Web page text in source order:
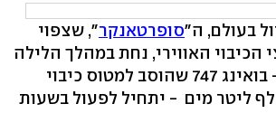
בעולם, ה"סופרטאנקר", שצפוי
הכיבוי האווירי, נחת במהלך הלילה
בישראל. המטוס - בואינג 747 שהוסב למטוס כיבוי
לשאת 80 אלף ליטר מים - יתחיל לפעול בשעות